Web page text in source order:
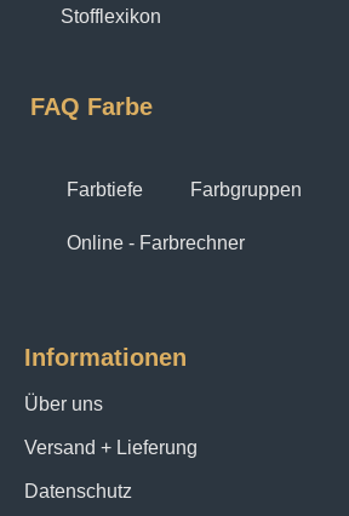
Stofflexikon
FAQ Farbe
Farbtiefe Farbgruppen
Online - Farbrechner
Informationen
Über uns
Versand + Lieferung
Datenschutz